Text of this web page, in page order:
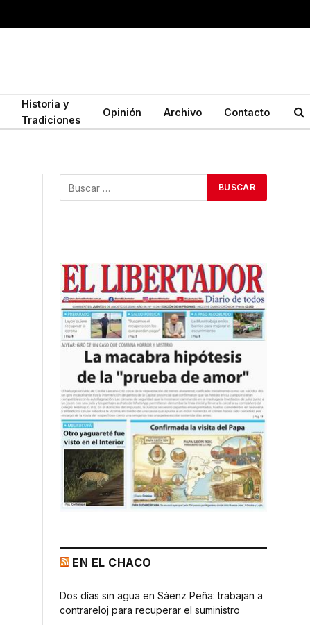
Historia y
Tradiciones
Opinión Archivo Contacto
EN EL CHACO
Dos días sin agua en Sáenz Peña: trabajan a
contrareloj para recuperar el suministro